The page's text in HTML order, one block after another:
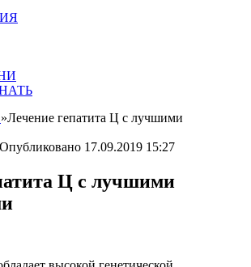
»Лечение гепатита Ц с лучшими
Опубликовано 17.09.2019 15:27
Ц с лучшими